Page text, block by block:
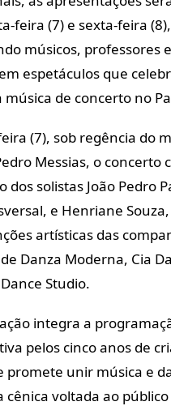
feira (7) e sexta-feira
músicos, professores
espetáculos que
música de concerto no
(7), sob regência do
Messias, o concerto
dos solistas João Pedro
e Henriane
artísticas das
Danza Moderna, Cia
Studio.
integra a
pelos cinco anos de
promete unir música e
cênica voltada ao